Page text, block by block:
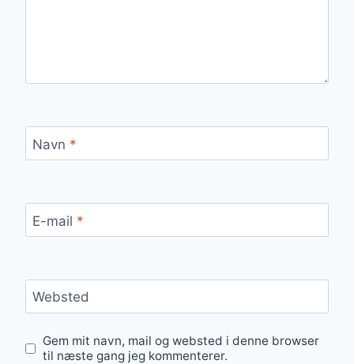
Navn *
E-mail *
Websted
Gem mit navn, mail og websted i denne browser
til næste gang jeg kommenterer.